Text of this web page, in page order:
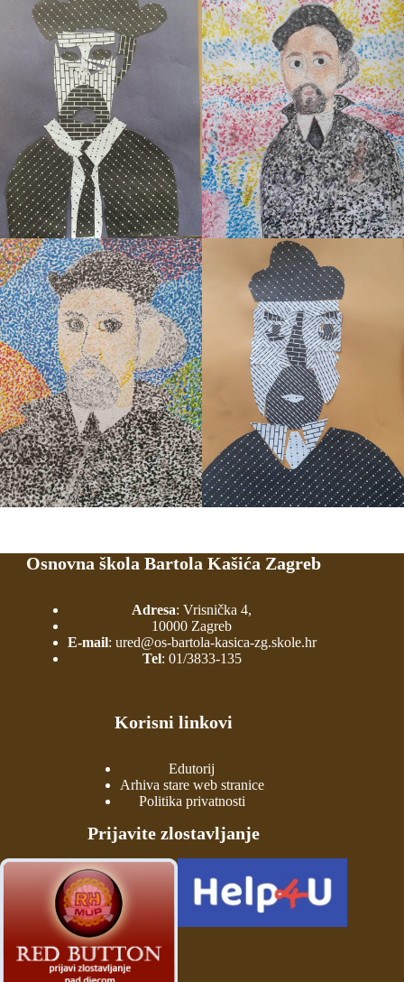
Osnovna škola Bartola Kašića Zagreb
Adresa: Vrisnička 4,
10000 Zagreb
E-mail: ured@os-bartola-kasica-zg.skole.hr
Tel: 01/3833-135
Korisni linkovi
Edutorij
Arhiva stare web stranice
Politika privatnosti
Prijavite zlostavljanje